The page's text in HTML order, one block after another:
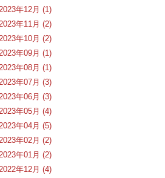
2023年12月 (1)
2023年11月 (2)
2023年10月 (2)
2023年09月 (1)
2023年08月 (1)
2023年07月 (3)
2023年06月 (3)
2023年05月 (4)
2023年04月 (5)
2023年02月 (2)
2023年01月 (2)
2022年12月 (4)